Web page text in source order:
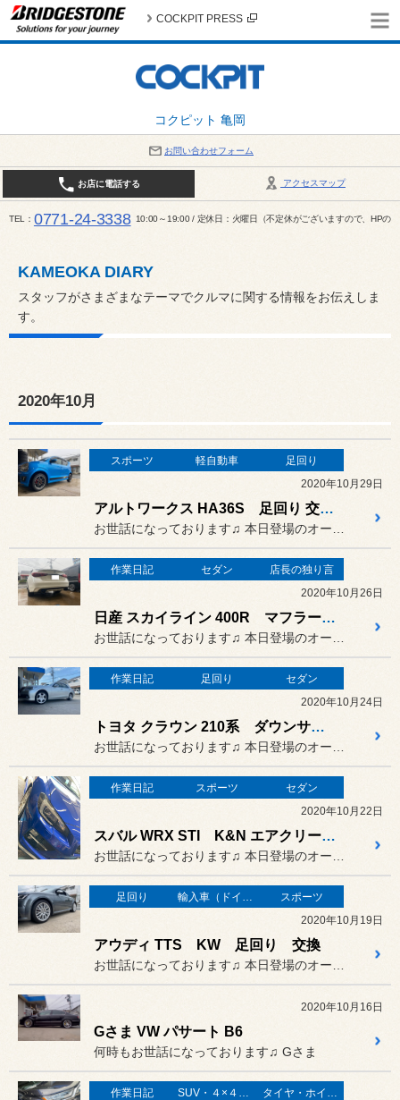
コクピット 亀岡
COCKPIT PRESS
お問い合わせフォーム
アクセスマップ
お店に電話する
TEL 0771-24-3338 10:00～19:00 / 定休日：火曜日（不定休がございますので、HPの
KAMEOKA DIARY
スタッフがさまざまなテーマでクルマに関する情報をお伝えしま
す。
2020年10月
スポーツ 軽自動車
足回り
2020年10月29日
アルトワークス HA36S 足回り 交換 モンスタースポーツ サスペンションキット
作業日記 セダン
店長の独り言
2020年10月26日
日産 スカイライン 400R マフラー交換
作業日記 足回り
セダン
2020年10月24日
トヨタ クラウン 210系 ダウンサスペンション 取り付け
作業日記 スポーツ
セダン
2020年10月22日
スバル WRX STI K&N エアクリーナー 取り付け
足回り 輸入車（ドイツ車）の作業
スポーツ
2020年10月19日
アウディ TTS KW 足回り 交換
2020年10月16日
Gさま VW パサート B6
何時もお世話になっております♫ Gさま
作業日記 SUV・４×４（オフロード）
タイヤ・ホイール